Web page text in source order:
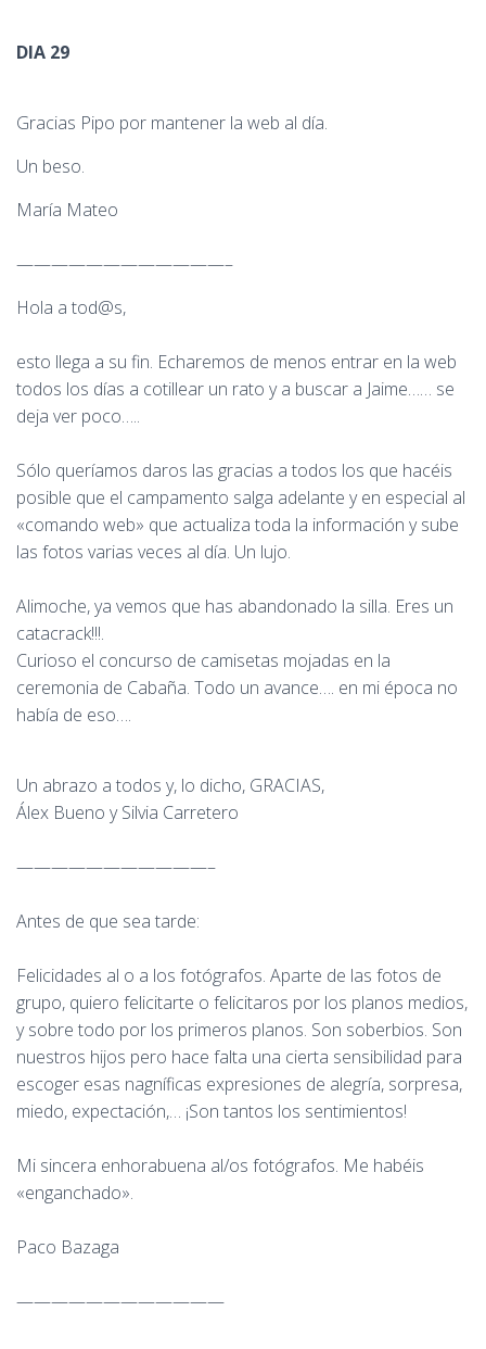
DIA 29
Gracias Pipo por mantener la web al día.
Un beso.
María Mateo
————————————–
Hola a tod@s,
esto llega a su fin. Echaremos de menos entrar en la web
todos los días a cotillear un rato y a buscar a Jaime…… se
deja ver poco…..
Sólo queríamos daros las gracias a todos los que hacéis
posible que el campamento salga adelante y en especial al
«comando web» que actualiza toda la información y sube
las fotos varias veces al día. Un lujo.
Alimoche, ya vemos que has abandonado la silla. Eres un
catacrack!!!.
Curioso el concurso de camisetas mojadas en la
ceremonia de Cabaña. Todo un avance…. en mi época no
había de eso….
Un abrazo a todos y, lo dicho, GRACIAS,
Álex Bueno y Silvia Carretero
———————————–
Antes de que sea tarde:
Felicidades al o a los fotógrafos. Aparte de las fotos de
grupo, quiero felicitarte o felicitaros por los planos medios,
y sobre todo por los primeros planos. Son soberbios. Son
nuestros hijos pero hace falta una cierta sensibilidad para
escoger esas nagníficas expresiones de alegría, sorpresa,
miedo, expectación,… ¡Son tantos los sentimientos!
Mi sincera enhorabuena al/os fotógrafos. Me habéis
«enganchado».
Paco Bazaga
————————————